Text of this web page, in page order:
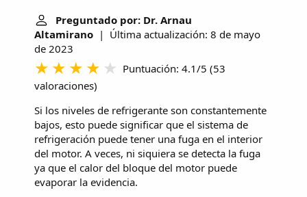
Preguntado por: Dr. Arnau
Altamirano | Última actualización: 8 de mayo
de 2023
Puntuación: 4.1/5 (53
valoraciones)
Si los niveles de refrigerante son constantemente
bajos, esto puede significar que el sistema de
refrigeración puede tener una fuga en el interior
del motor. A veces, ni siquiera se detecta la fuga
ya que el calor del bloque del motor puede
evaporar la evidencia.